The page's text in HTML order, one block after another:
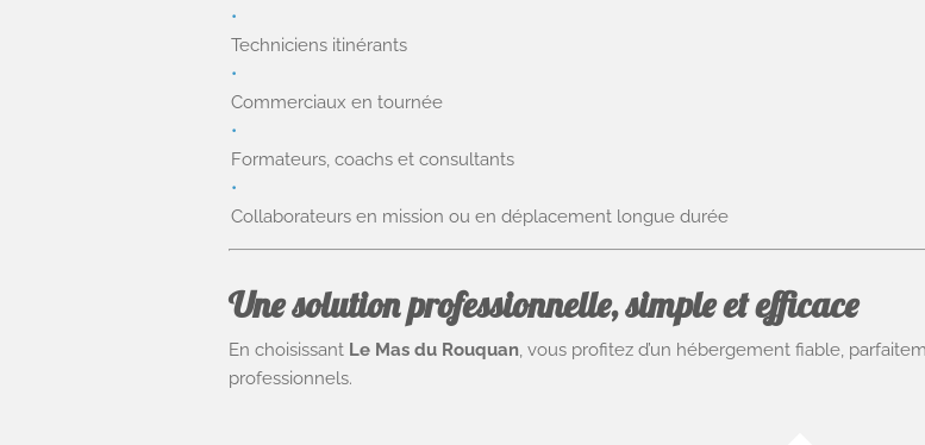
Techniciens itinérants
Commerciaux en tournée
Formateurs, coachs et consultants
Collaborateurs en mission ou en déplacement longue durée
Une solution professionnelle, simple et efficace
En choisissant Le Mas du Rouquan, vous profitez d’un hébergement fiable,
professionnels.